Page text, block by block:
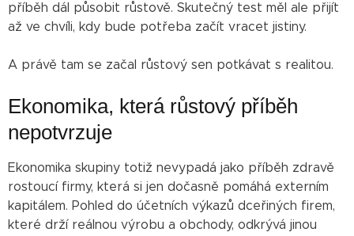
příběh dál působit růstově. Skutečný test měl ale přijít
až ve chvíli, kdy bude potřeba začít vracet jistiny.
A právě tam se začal růstový sen potkávat s realitou.
Ekonomika, která růstový příběh
nepotvrzuje
Ekonomika skupiny totiž nevypadá jako příběh zdravě
rostoucí firmy, která si jen dočasně pomáhá externím
kapitálem. Pohled do účetních výkazů dceřiných firem,
které drží reálnou výrobu a obchody, odkrývá jinou